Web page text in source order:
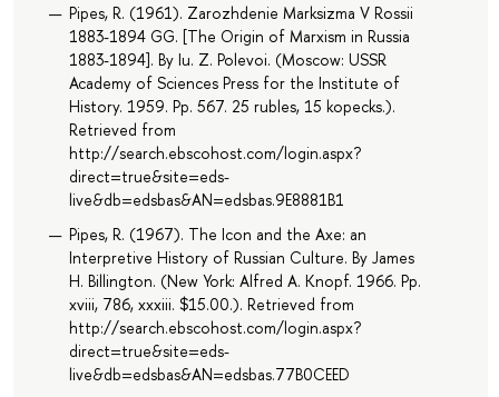
Pipes, R. (1961). Zarozhdenie Marksizma V Rossii
1883-1894 GG. [The Origin of Marxism in Russia
1883-1894]. By Iu. Z. Polevoi. (Moscow: USSR
Academy of Sciences Press for the Institute of
History. 1959. Pp. 567. 25 rubles, 15 kopecks.).
Retrieved from
http://search.ebscohost.com/login.aspx?
direct=true&site=eds-
live&db=edsbas&AN=edsbas.9E8881B1
Pipes, R. (1967). The Icon and the Axe: an
Interpretive History of Russian Culture. By James
H. Billington. (New York: Alfred A. Knopf. 1966. Pp.
xviii, 786, xxxiii. $15.00.). Retrieved from
http://search.ebscohost.com/login.aspx?
direct=true&site=eds-
live&db=edsbas&AN=edsbas.77B0CEED